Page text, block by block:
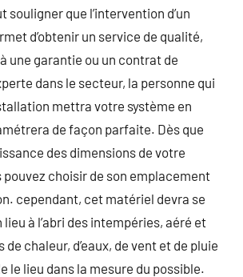
souligner que l’intervention d’un
d’obtenir un service de qualité,
une garantie ou un contrat de
dans le secteur, la personne qui
mettra votre système en
de façon parfaite. Dès que
des dimensions de votre
choisir de son emplacement
cependant, cet matériel devra se
à l’abri des intempéries, aéré et
chaleur, d’eaux, de vent et de pluie
le lieu dans la mesure du possible.